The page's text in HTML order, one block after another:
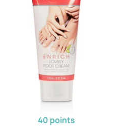
40 points